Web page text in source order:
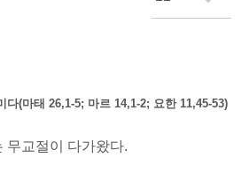
다(마태 26,1-5; 마르 14,1-2; 요한 11,45-53)
무교절이 다가왔다.